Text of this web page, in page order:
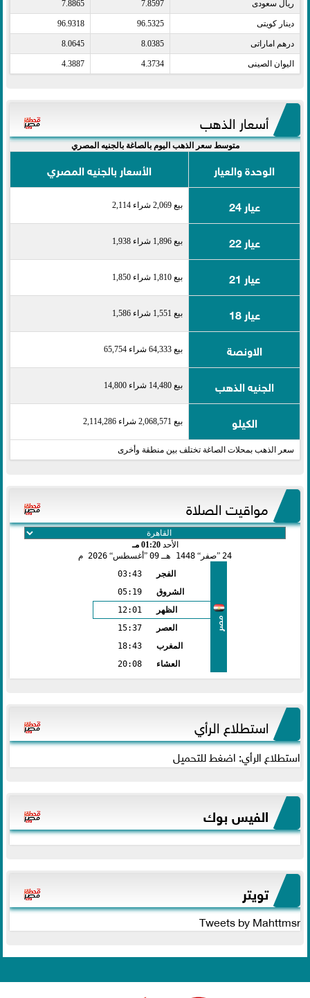
ريال سعودى​ 7.8597
7.8865
دينار كويتى​ 96.5325
96.9318
درهم اماراتى​ 8.0385
8.0645
اليوان الصينى​ 4.3734
4.3887
أسعار الذهب
متوسط سعر الذهب اليوم بالصاغة بالجنيه المصري
الوحدة والعيار
الأسعار بالجنيه المصري
عيار 24
بيع 2,069 شراء 2,114
عيار 22 بيع 1,896 شراء 1,938
عيار 21 بيع 1,810 شراء 1,850
عيار 18 بيع 1,551 شراء 1,586
الاونصة بيع 64,333 شراء 65,754
الجنيه الذهب بيع 14,480 شراء 14,800
الكيلو بيع 2,068,571 شراء 2,114,286
سعر الذهب بمحلات الصاغة تختلف بين منطقة وأخرى
مواقيت الصلاة
الأحد01:20 مـ
24
صفر 1448 هـ 09 أغسطس 2026 م
مصر
الفجر
03:43
الشروق
05:19
الظهر
12:01
العصر
15:37
المغرب
18:43
العشاء
20:08
استطلاع الرأي
استطلاع الرأي: اضغط للتحميل
الفيس بوك
تويتر
Tweets by Mahttmsr